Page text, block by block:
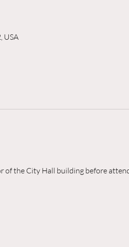
USA
of the City Hall building before